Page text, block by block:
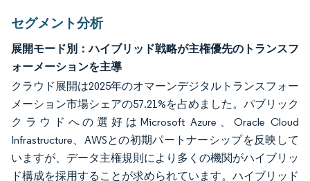
セグメント分析
展開モード別：ハイブリッド戦略が主権優先のトランスフ
ォーメーションを主導
クラウド展開は2025年のオマーンデジタルトランスフォー
メーション市場シェアの57.21%を占めました。パブリック
クラウドへの選好はMicrosoft Azure、Oracle Cloud
Infrastructure、AWSとの初期パートナーシップを反映して
いますが、データ主権規則により多くの機関がハイブリッ
ド構成を採用することが求められています。ハイブリッド